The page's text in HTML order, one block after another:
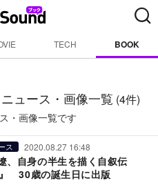
TECH BOOK
ュース・画像一覧 (4件)
・画像一覧です
ス 2020.08.27 16:48
、自身の半生を描く自叙伝
』 30歳の誕生日に出版